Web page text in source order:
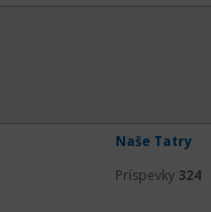
Naše Tatry
Príspevky 324